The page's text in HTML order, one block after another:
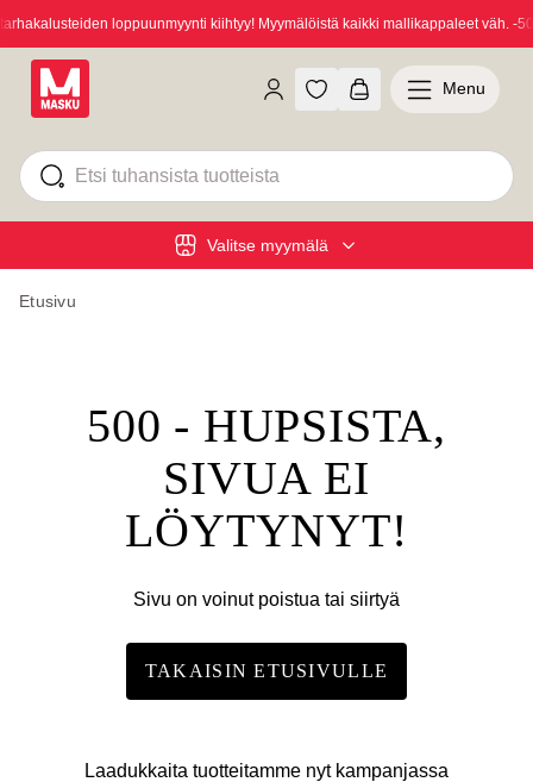
loppuunmyynti kiihtyy! Myymälöistä kaikki mallikappaleet väh. -
Valitse myymälä
Menu
Etusivu
500 - HUPSISTA,
SIVUA EI
LÖYTYNYT!
Sivu on voinut poistua tai siirtyä
TAKAISIN ETUSIVULLE
Laadukkaita tuotteitamme nyt kampanjassa